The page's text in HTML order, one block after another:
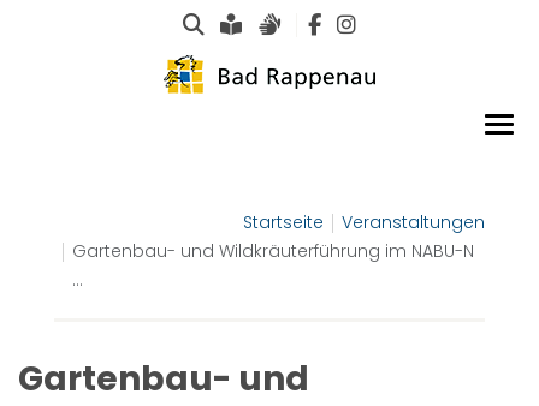
Suche
Leichte Sprache
Gebärdensprachen
Startseite
Veranstaltungen
Gartenbau- und Wildkräuterführung im NABU-N
...
Gartenbau- und